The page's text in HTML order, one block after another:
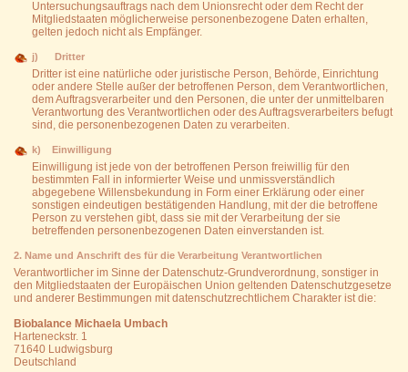
Untersuchungsauftrags nach dem Unionsrecht oder dem Recht der
Mitgliedstaaten möglicherweise personenbezogene Daten erhalten,
gelten jedoch nicht als Empfänger.
j) Dritter
Dritter ist eine natürliche oder juristische Person, Behörde, Einrichtung
oder andere Stelle außer der betroffenen Person, dem Verantwortlichen,
dem Auftragsverarbeiter und den Personen, die unter der unmittelbaren
Verantwortung des Verantwortlichen oder des Auftragsverarbeiters befugt
sind, die personenbezogenen Daten zu verarbeiten.
k) Einwilligung
Einwilligung ist jede von der betroffenen Person freiwillig für den
bestimmten Fall in informierter Weise und unmissverständlich
abgegebene Willensbekundung in Form einer Erklärung oder einer
sonstigen eindeutigen bestätigenden Handlung, mit der die betroffene
Person zu verstehen gibt, dass sie mit der Verarbeitung der sie
betreffenden personenbezogenen Daten einverstanden ist.
2. Name und Anschrift des für die Verarbeitung Verantwortlichen
Verantwortlicher im Sinne der Datenschutz-Grundverordnung, sonstiger in
den Mitgliedstaaten der Europäischen Union geltenden Datenschutzgesetze
und anderer Bestimmungen mit datenschutzrechtlichem Charakter ist die:
Biobalance Michaela Umbach
Harteneckstr. 1
71640 Ludwigsburg
Deutschland